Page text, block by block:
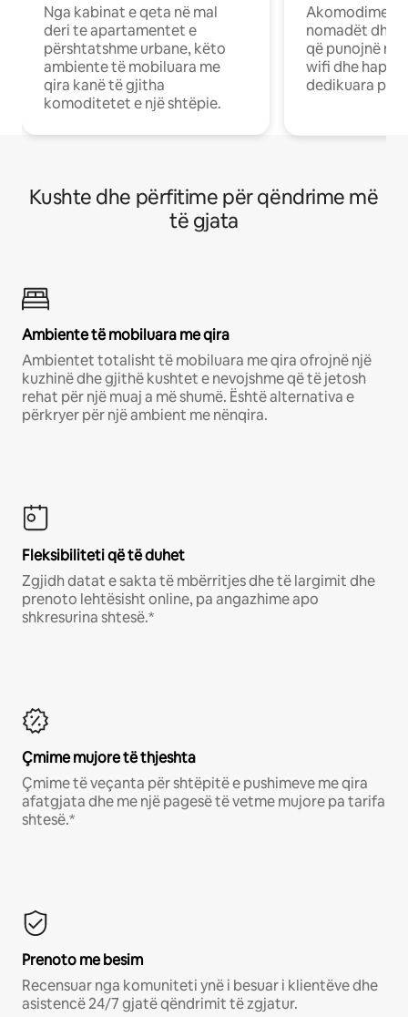
Nga kabinat e qeta në mal
deri te apartamentet e
përshtatshme urbane, këto
ambiente të mobiluara me
qira kanë të gjitha
komoditetet e një shtëpie.
Akomodime
nomadët dhe
që punojnë në
wifi dhe
dedikuara
Kushte dhe përfitime për qëndrime më
të gjata
Ambiente të mobiluara me qira
Ambientet totalisht të mobiluara me qira ofrojnë një
kuzhinë dhe gjithë kushtet e nevojshme që të jetosh
rehat për një muaj a më shumë. Është alternativa e
përkryer për një ambient me nënqira.
Fleksibiliteti që të duhet
Zgjidh datat e sakta të mbërritjes dhe të largimit dhe
prenoto lehtësisht online, pa angazhime apo
shkresurina shtesë.*
Çmime mujore të thjeshta
Çmime të veçanta për shtëpitë e pushimeve me qira
afatgjata dhe me një pagesë të vetme mujore pa tarifa
shtesë.*
Prenoto me besim
Recensuar nga komuniteti ynë i besuar i klientëve dhe
asistencë 24/7 gjatë qëndrimit të zgjatur.